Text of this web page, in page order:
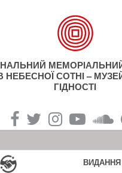
НЕБЕСНОЇ СОТНІ –
ГІДНОСТІ
ВИДАННЯ